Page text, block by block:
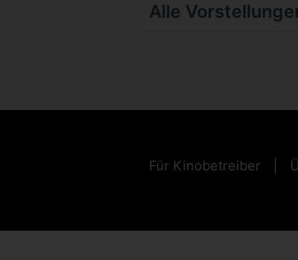
Alle
Für Kinobetreiber